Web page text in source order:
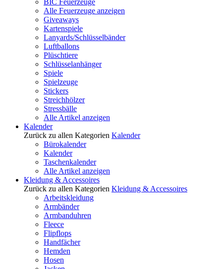
BIC Feuerzeuge
Alle Feuerzeuge anzeigen
Giveaways
Kartenspiele
Lanyards/Schlüsselbänder
Luftballons
Plüschtiere
Schlüsselanhänger
Spiele
Spielzeuge
Stickers
Streichhölzer
Stressbälle
Alle Artikel anzeigen
Kalender
Zurück zu allen Kategorien Kalender
Bürokalender
Kalender
Taschenkalender
Alle Artikel anzeigen
Kleidung & Accessoires
Zurück zu allen Kategorien Kleidung & Accessoires
Arbeitskleidung
Armbänder
Armbanduhren
Fleece
Flipflops
Handfächer
Hemden
Hosen